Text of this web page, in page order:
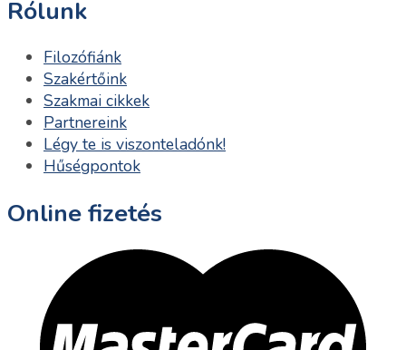
Rólunk
Filozófiánk
Szakértőink
Szakmai cikkek
Partnereink
Légy te is viszonteladónk!
Hűségpontok
Online fizetés